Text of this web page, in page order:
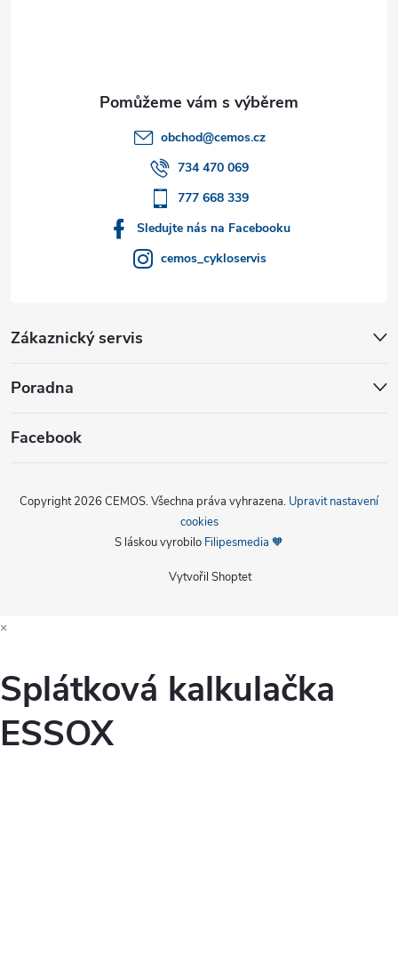
obchod@cemos.cz
734 470 069
777 668 339
Sledujte nás na Facebooku
cemos_cykloservis
Zákaznický servis
Poradna
Facebook
Vytvořil Shoptet
Copyright 2026 CEMOS. Všechna práva vyhrazena. Upravit nastavení
cookies
S láskou vyrobilo Filipesmedia 🧡
×
Splátková kalkulačka
ESSOX